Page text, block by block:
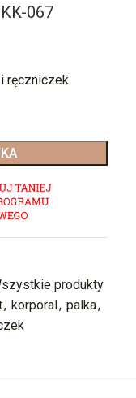
067
ręczniczek
produkty
, korporal, palka,